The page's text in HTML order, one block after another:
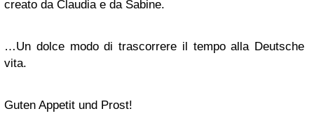
creato da Claudia e da Sabine.
…Un dolce modo di trascorrere il tempo alla Deutsche
vita.
Guten Appetit und Prost!